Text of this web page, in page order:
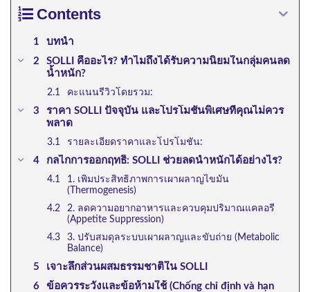
Contents
บทนำ
SOLLI คืออะไร? ทำไมถึงได้รับความนิยมในกลุ่มคนลด
น้ำหนัก?
คะแนนรีวิวโดยรวม:
ราคา SOLLI ปัจจุบัน และโปรโมชั่นพิเศษที่คุณไม่ควร
พลาด
รายละเอียดราคาและโปรโมชั่น:
กลไกการออกฤทธิ์: SOLLI ช่วยลดน้ำหนักได้อย่างไร?
1. เพิ่มประสิทธิภาพการเผาผลาญไขมัน
(Thermogenesis)
2. ลดความอยากอาหารและควบคุมปริมาณแคลอรี
(Appetite Suppression)
3. ปรับสมดุลระบบเผาผลาญและขับถ่าย (Metabolic
Balance)
เจาะลึกส่วนผสมธรรมชาติใน SOLLI
ข้อควรระวังและข้อห้ามใช้ (Chống chỉ định và hạn